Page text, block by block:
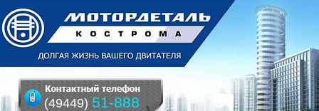
(49449) 51-888